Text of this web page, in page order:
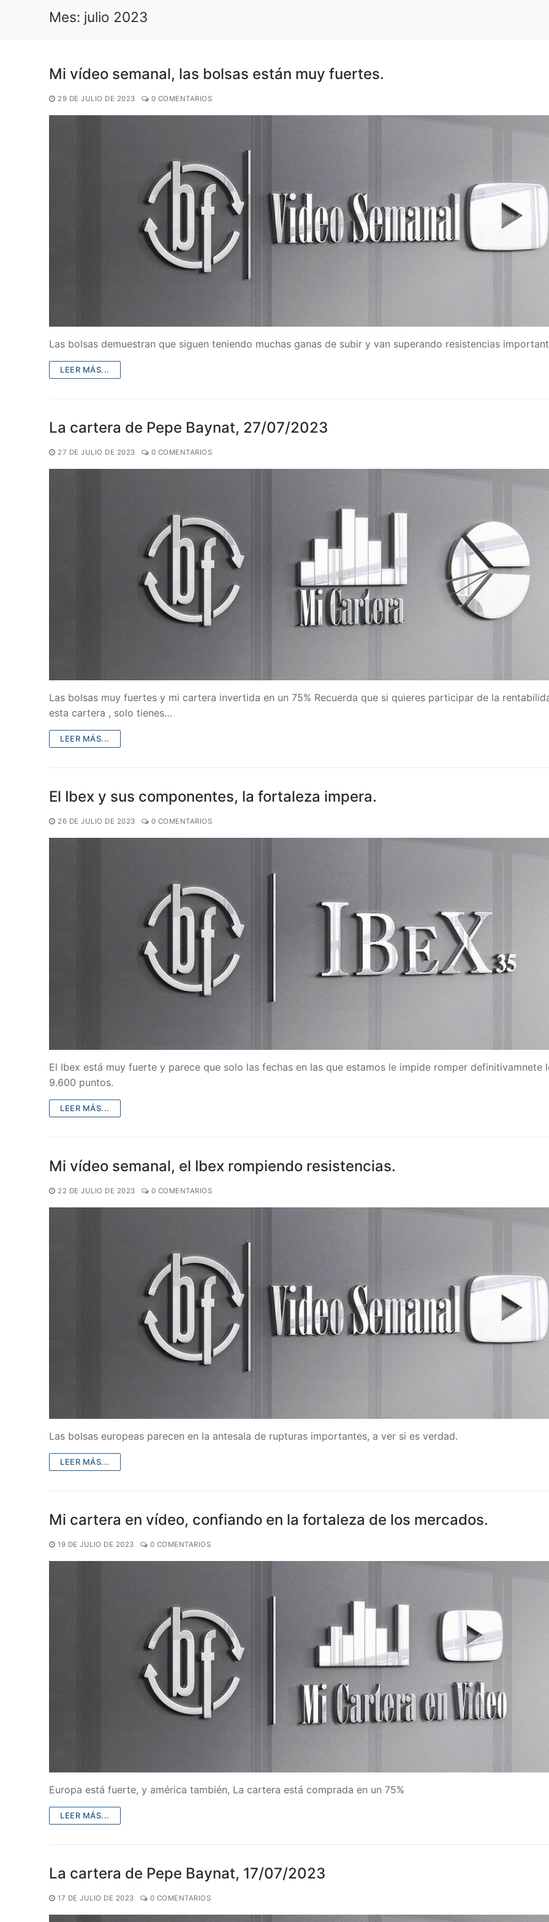
Mes: julio 2023
Mi vídeo semanal, las bolsas están muy fuertes.
29 DE JULIO DE 2023 0 COMENTARIOS
Las bolsas demuestran que siguen teniendo muchas ganas de subir y van superando resistencias
LEER MÁS...
La cartera de Pepe Baynat, 27/07/2023
27 DE JULIO DE 2023 0 COMENTARIOS
Las bolsas muy fuertes y mi cartera invertida en un 75% Recuerda que si quieres participar de la
esta cartera , solo tienes…
LEER MÁS...
El Ibex y sus componentes, la fortaleza impera.
26 DE JULIO DE 2023 0 COMENTARIOS
El Ibex está muy fuerte y parece que solo las fechas en las que estamos le impide romper definitivamnete
9.600 puntos.
LEER MÁS...
Mi vídeo semanal, el Ibex rompiendo resistencias.
22 DE JULIO DE 2023 0 COMENTARIOS
Las bolsas europeas parecen en la antesala de rupturas importantes, a ver si es verdad.
LEER MÁS...
Mi cartera en vídeo, confiando en la fortaleza de los mercados.
19 DE JULIO DE 2023 0 COMENTARIOS
Europa está fuerte, y américa también, La cartera está comprada en un 75%
LEER MÁS...
La cartera de Pepe Baynat, 17/07/2023
17 DE JULIO DE 2023 0 COMENTARIOS